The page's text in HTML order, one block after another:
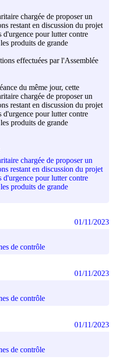
chargée de proposer un
restant en discussion du projet
d'urgence pour lutter contre
produits de grande
effectuées par l'Assemblée
du même jour, cette
chargée de proposer un
restant en discussion du projet
d'urgence pour lutter contre
produits de grande
chargée de proposer un
restant en discussion du projet
d'urgence pour lutter contre
produits de grande
de contrôle
01/11/2023
de contrôle
01/11/2023
de contrôle
01/11/2023